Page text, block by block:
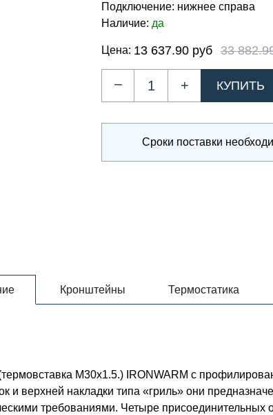
Подключение: нижнее справа
Наличие: да
Цена: 13 637.90 руб 33
– +
Сроки поставки
Кронштейны Термостатика
М30х1.5.) IRONWARM с
и верхней накладки типа «гриль» они
требованиями. Четыре присоединительных